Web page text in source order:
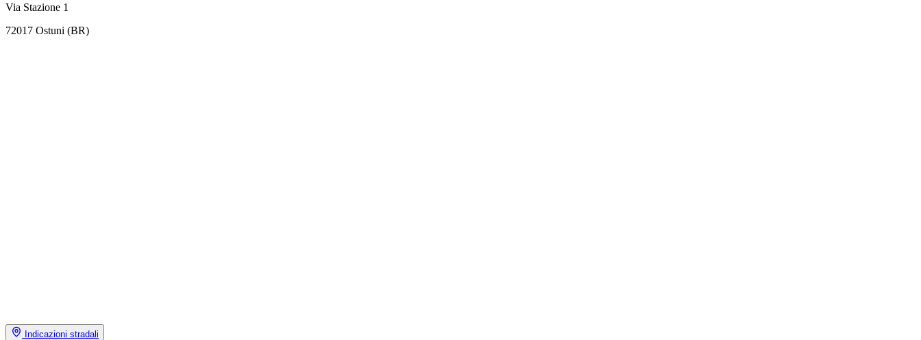
Via Stazione 1
72017 Ostuni (BR)
Indicazioni stradali